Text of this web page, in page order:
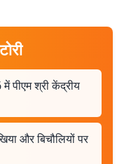
पीएम श्री केंद्रीय
और बिचौलियों पर